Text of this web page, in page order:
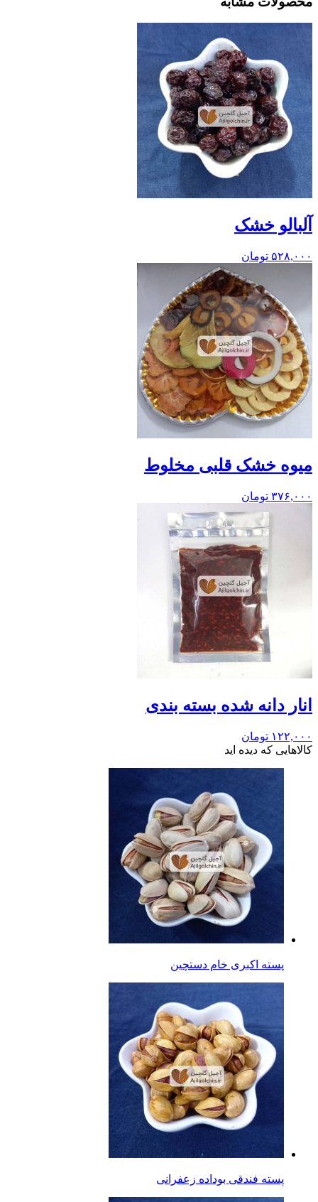
آلبالو خشک
۵۲۸,۰۰۰ تومان
میوه خشک قلبی مخلوط
۳۷۶,۰۰۰ تومان
انار دانه شده بسته بندی
۱۲۲,۰۰۰ تومان
کالاهایی که دیده اید
پسته اکبری خام دستچین
پسته فندقی بوداده زعفرانی